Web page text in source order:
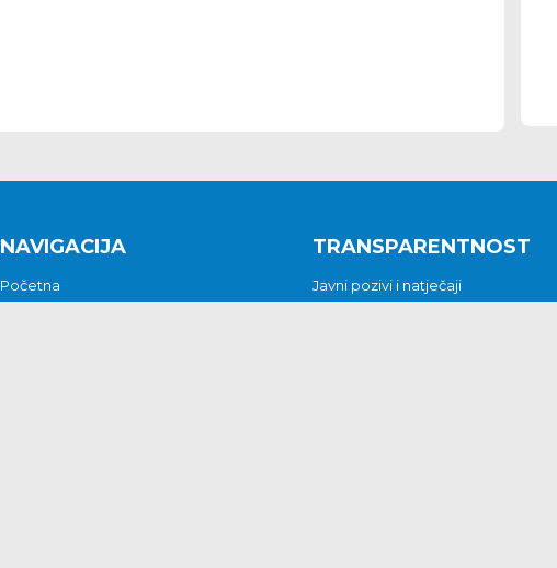
NAVIGACIJA
Početna
TRANSPARENTNOST
Javni pozivi i natječaji